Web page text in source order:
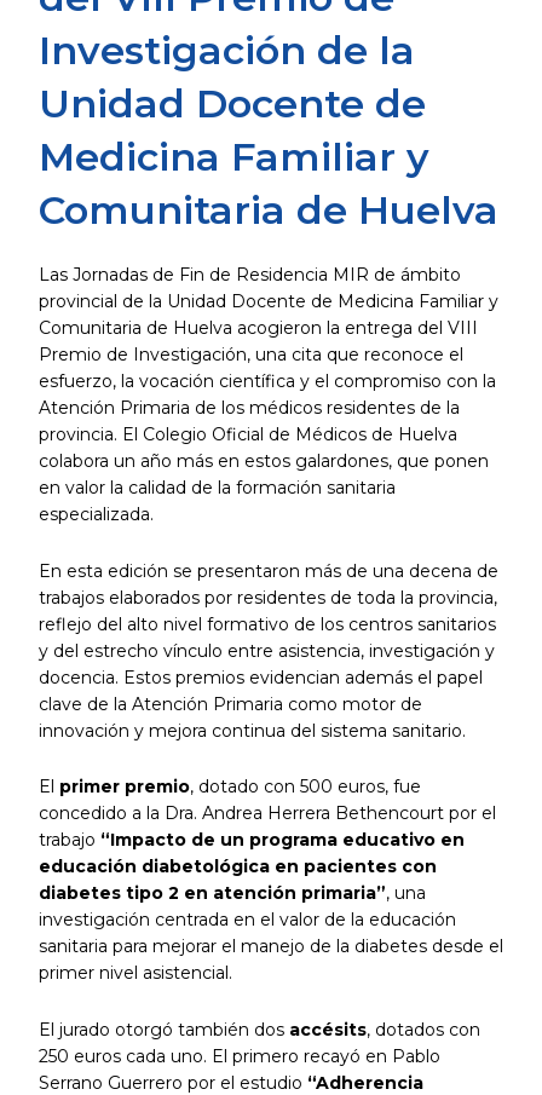
Investigación de la
Unidad Docente de
Medicina Familiar y
Comunitaria de Huelva
Las Jornadas de Fin de Residencia MIR de ámbito
provincial de la Unidad Docente de Medicina Familiar y
Comunitaria de Huelva acogieron la entrega del VIII
Premio de Investigación, una cita que reconoce el
esfuerzo, la vocación científica y el compromiso con la
Atención Primaria de los médicos residentes de la
provincia. El Colegio Oficial de Médicos de Huelva
colabora un año más en estos galardones, que ponen
en valor la calidad de la formación sanitaria
especializada.
En esta edición se presentaron más de una decena de
trabajos elaborados por residentes de toda la provincia,
reflejo del alto nivel formativo de los centros sanitarios
y del estrecho vínculo entre asistencia, investigación y
docencia. Estos premios evidencian además el papel
clave de la Atención Primaria como motor de
innovación y mejora continua del sistema sanitario.
El primer premio, dotado con 500 euros, fue
concedido a la Dra. Andrea Herrera Bethencourt por el
trabajo “Impacto de un programa educativo en
educación diabetológica en pacientes con
diabetes tipo 2 en atención primaria”, una
investigación centrada en el valor de la educación
sanitaria para mejorar el manejo de la diabetes desde el
primer nivel asistencial.
El jurado otorgó también dos accésits, dotados con
250 euros cada uno. El primero recayó en Pablo
Serrano Guerrero por el estudio “Adherencia